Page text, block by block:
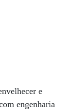
e
engenharia